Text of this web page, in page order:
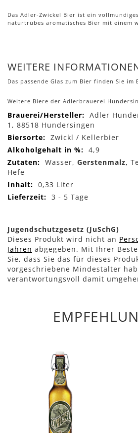
Das Adler-Zwickel Bier ist ein
naturtrübes aromatisches Bier mit einem
WEITERE
Das passende Glas zum Bier finden Sie im
Weitere Biere der Adlerbrauerei
Mehr
Informationen
Adler
1, 88518 Hundersingen
Zwickl / Kellerbier
4,9
Wasser, Gerstenmalz,
Hefe
0,33 Liter
3 - 5 Tage
Jugendschutzgesetz (JuSchG)
Dieses Produkt wird nicht an
Jahren abgegeben. Mit Ihrer
Sie, dass Sie das für dieses
vorgeschriebene Mindestalter
verantwortungsvoll damit